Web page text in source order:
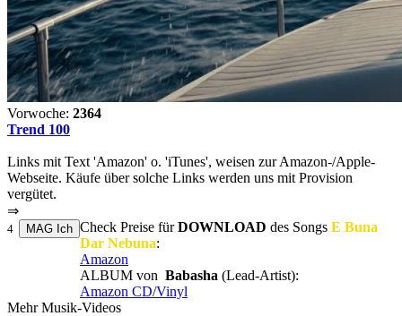
Vorwoche: 2364
Trend 100
Links mit Text 'Amazon' o. 'iTunes', weisen zur Amazon-/Apple-
Webseite. Käufe über solche Links werden uns mit Provision
vergütet.
⇒
4 Check Preise fürDOWNLOAD des Songs E Buna
Dar Nebuna:
Amazon
ALBUM von Babasha (Lead-Artist):
Amazon CD/Vinyl
Mehr Musik-Videos